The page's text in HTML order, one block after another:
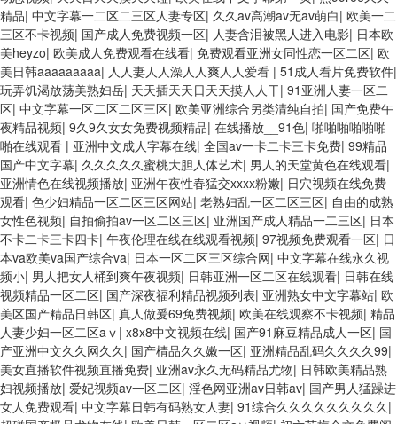
精品| 中文字幕一二区二三区人妻专区| 久久av高潮av无av萌白| 欧美一二
三区不卡视频| 国产成人免费视频一区| 人妻含泪被黑人进入电影| 日本欧
美heyzo| 欧美成人免费观看在线看| 免费观看亚洲女同性恋一区二区| 欧
美日韩aaaaaaaaa| 人人妻人人澡人人爽人人爱看 | 51成人看片免费软件|
玩弄饥渴放荡美熟妇岳| 天天插天天日天天摸人人干| 91亚洲人妻一区二
区| 中文字幕一区二区二区三区| 欧美亚洲综合另类清纯自拍| 国产免费午
夜精品视频| 9久9久女女免费视频精品| 在线播放__91色| 啪啪啪啪啪啪
啪在线观看 | 亚洲中文成人字幕在线| 全国av一卡二卡三卡免费| 99精品
国产中文字幕| 久久久久久蜜桃大胆人体艺术| 男人的天堂黄色在线观看|
亚洲情色在线视频播放| 亚洲午夜性春猛交xxxx粉嫩| 日穴视频在线免费
观看| 色少妇精品一区二区三区网站| 老熟妇乱一区二区三区| 自由的成熟
女性色视频| 自拍偷拍av一区二区三区| 亚洲国产成人精品一二三区| 日本
不卡二卡三卡四卡| 午夜伦理在线在线观看视频| 97视频免费观看一区| 日
本va欧美va国产综合va| 日本一区二区三区综合网| 中文字幕在线永久视
频小| 男人把女人桶到爽午夜视频| 日韩亚洲一区二区在线观看| 日韩在线
视频精品一区二区| 国产深夜福利精品视频列表| 亚洲熟女中文字幕站| 欧
美区国产精品日韩区| 真人做爰69免费视频| 欧美在线观察不卡视频| 精品
人妻少妇一区二区aⅴ | x8x8中文视频在线| 国产91麻豆精品成人一区| 国
产亚洲中文久久网久久| 国产棈品久久嫩一区| 亚洲精品乱码久久久久99|
美女直播软件视频直播免费| 亚洲av永久无码精品尤物| 日韩欧美精品熟
妇视频播放| 爱妃视频av一区二区| 淫色网亚洲av日韩av| 国产男人猛躁进
女人免费观看| 中文字幕日韩有码熟女人妻| 91综合久久久久久久久久久|